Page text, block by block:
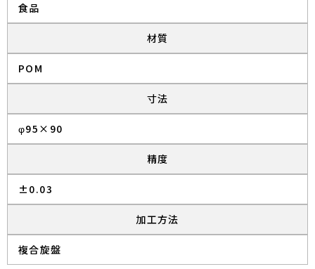
食品
材質
POM
寸法
φ95×90
精度
±0.03
加工方法
複合旋盤